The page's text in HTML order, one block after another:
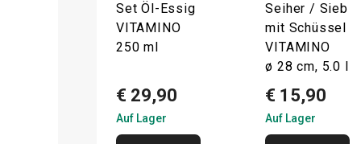
Set Öl-Essig
VITAMINO
250 ml
€ 29,90
Auf Lager
Seiher / Sieb
mit Schüssel
VITAMINO
ø 28 cm, 5.0 l
€ 15,90
Auf Lager